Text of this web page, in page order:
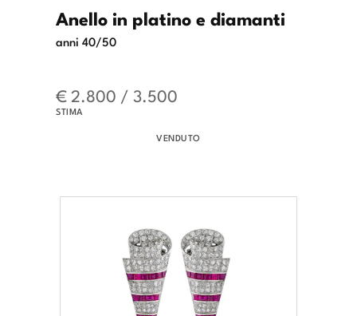
Anello in platino e diamanti
anni 40/50
€ 2.800 / 3.500
STIMA
VENDUTO